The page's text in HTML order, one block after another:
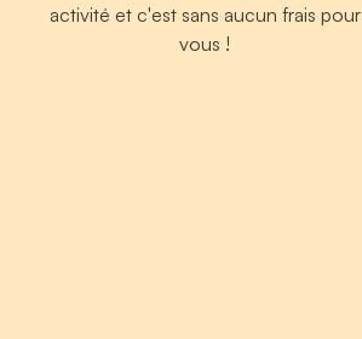
activité et c'est sans aucun frais pour
vous !